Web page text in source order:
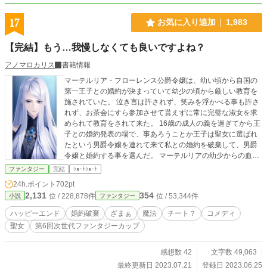
17 お気に入り追加 1,983
【完結】もう…我慢しなくても良いですよね？
アノマロカリス
書籍情報
マーテルリア・フローレンス公爵令嬢は、幼い頃から自国の
第一王子との婚約が決まっていて幼少の頃から厳しい教育を
施されていた。 泣き言は許されず、笑みを浮かべる事も許さ
れず、お茶会にすら参加させて貰えずに常に完璧な淑女を求
められて教育をされて来た。 16歳の成人の義を過ぎてから王
子との婚約発表の場で、事あろうことか王子は聖女に選ばれ
たという男爵令嬢を連れて来て私との婚約を破棄して、男爵
令嬢と婚約する事を選んだ。 マーテルリアの幼少からの血の
滲むような努力は、一瞬で崩壊してしまった。 あぁ、今迄の
苦労は一体なんの為に… もう…我慢しなくても良いですよ
ね？ この物語は、「虐げられる生活を曽祖母の秘術でざまぁ
して差し上げますわ！」の続編です。 前作の登場人物達も多
数登場する予定です。 マーテルリアのイラストを変更致しま
した。
ファンタジー 完結 ｼｮｰﾄｼｮｰﾄ
24h.ポイント 702pt
小説 2,131 位 / 228,878件 ファンタジー 354 位 / 53,344件
ハッピーエンド 婚約破棄 ざまぁ 魔法 チート？
コメディ
聖女
第6回次世代ファンタジーカップ
感想数 42
文字数 49,063
最終更新日 2023.07.21
登録日 2023.06.25